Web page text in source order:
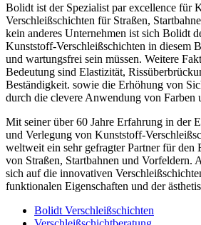
Bolidt ist der Spezialist par excellence für
Verschleißschichten für Straßen,
kein anderes Unternehmen ist sich Bolidt
Kunststoff-Verschleißschichten in diesem
und wartungsfrei sein müssen. Weitere
Bedeutung sind Elastizität,
Beständigkeit. sowie die Erhöhung von
durch die clevere Anwendung von Farben
Mit seiner über 60 Jahre Erfahrung in der
und Verlegung von Kunststoff-
weltweit ein sehr gefragter Partner für den
von Straßen, Startbahnen und Vorfeldern.
sich auf die innovativen
funktionalen Eigenschaften und der
Bolidt Verschleißschichten